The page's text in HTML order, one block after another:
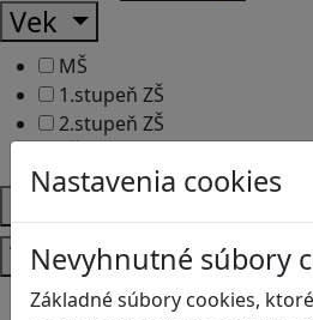
Nastavenia cookies
Nevyhnutné súbory
Základné súbory cookies,
Vek
MŠ
1.stupeň ZŠ
2.stupeň ZŠ
Témy
Bezpečnosť na internete